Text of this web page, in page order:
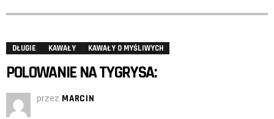
DŁUGIE KAWAŁY KAWAŁY O MYŚLIWYCH
POLOWANIE NA TYGRYSA:
przez MARCIN